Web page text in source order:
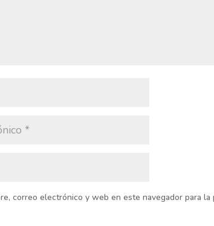
correo electrónico y web en este navegador para la